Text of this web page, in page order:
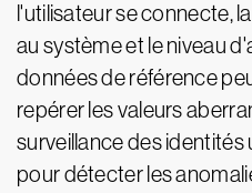
l'utilisateur se connecte,
au système et le niveau
données de référence
repérer les valeurs
surveillance des
pour détecter les